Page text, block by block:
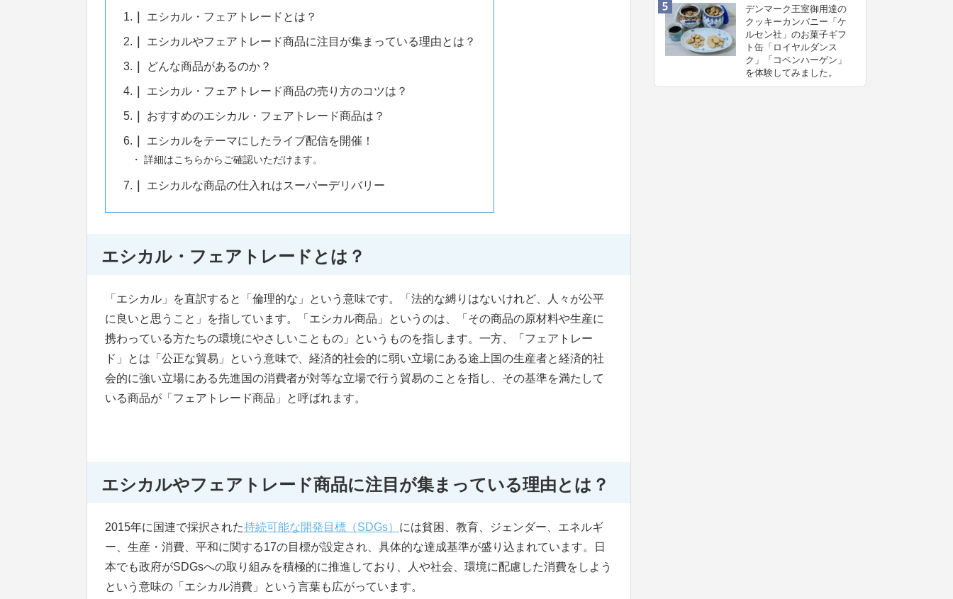
1. エシカル・フェアトレードとは？
2. エシカルやフェアトレード商品に注目が集まっている理由とは？
3. どんな商品があるのか？
4. エシカル・フェアトレード商品の売り方のコツは？
5. おすすめのエシカル・フェアトレード商品は？
6. エシカルをテーマにしたライブ配信を開催！
詳細はこちらからご確認いただけます。
7. エシカルな商品の仕入れはスーパーデリバリー
エシカル・フェアトレードとは？
「エシカル」を直訳すると「倫理的な」という意味です。「法的な縛りはないけれど、人々が公平
に良いと思うこと」を指しています。「エシカル商品」というのは、「その商品の原材料や生産に
携わっている方たちの環境にやさしいこともの」というものを指します。一方、「フェアトレー
ド」とは「公正な貿易」という意味で、経済的社会的に弱い立場にある途上国の生産者と経済的社
会的に強い立場にある先進国の消費者が対等な立場で行う貿易のことを指し、その基準を満たして
いる商品が「フェアトレード商品」と呼ばれます。
エシカルやフェアトレード商品に注目が集まっている理由とは？
2015年に国連で採択された持続可能な開発目標（SDGs） には貧困、教育、ジェンダー、エネルギ
ー、生産・消費、平和に関する17の目標が設定され、具体的な達成基準が盛り込まれています。日
本でも政府がSDGsへの取り組みを積極的に推進しており、人や社会、環境に配慮した消費をしよう
という意味の「エシカル消費」という言葉も広がっています。
デンマーク王室御用達の
クッキーカンパニー「ケ
ルセン社」のお菓子ギフ
ト缶「ロイヤルダンス
ク」「コペンハーゲン」
を体験してみました。